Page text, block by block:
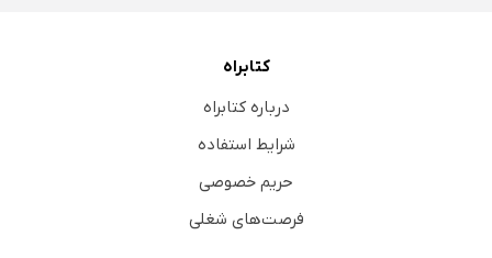
کتابراه
درباره کتابراه
شرایط استفاده
حریم خصوصی
فرصت‌های شغلی